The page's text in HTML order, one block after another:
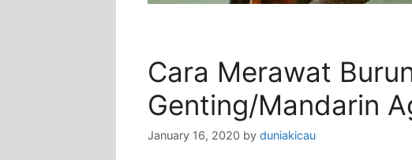
Cara Merawat
Genting/Mandarin
January 16, 2020 by duniakicau